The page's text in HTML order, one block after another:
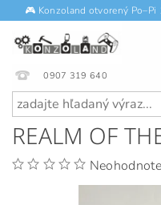
🎮 Konzoland otvorený Po–Pi
0907 319 640
REALM OF